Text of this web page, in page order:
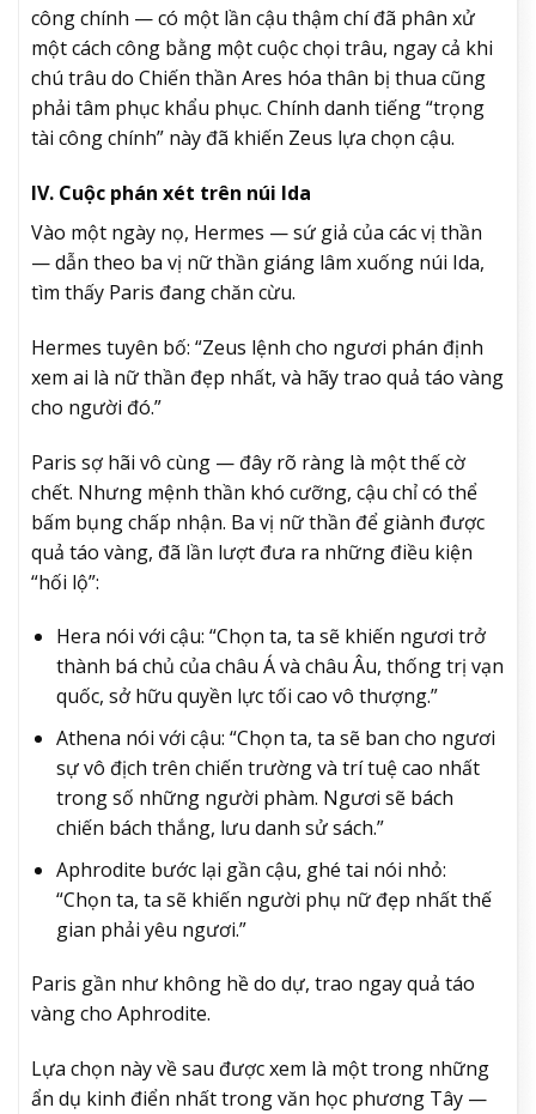
công chính — có một lần cậu thậm chí đã phân xử
một cách công bằng một cuộc chọi trâu, ngay cả khi
chú trâu do Chiến thần Ares hóa thân bị thua cũng
phải tâm phục khẩu phục. Chính danh tiếng “trọng
tài công chính” này đã khiến Zeus lựa chọn cậu.
IV. Cuộc phán xét trên núi Ida
Vào một ngày nọ, Hermes — sứ giả của các vị thần
— dẫn theo ba vị nữ thần giáng lâm xuống núi Ida,
tìm thấy Paris đang chăn cừu.
Hermes tuyên bố: “Zeus lệnh cho ngươi phán định
xem ai là nữ thần đẹp nhất, và hãy trao quả táo vàng
cho người đó.”
Paris sợ hãi vô cùng — đây rõ ràng là một thế cờ
chết. Nhưng mệnh thần khó cưỡng, cậu chỉ có thể
bấm bụng chấp nhận. Ba vị nữ thần để giành được
quả táo vàng, đã lần lượt đưa ra những điều kiện
“hối lộ”:
Hera nói với cậu: “Chọn ta, ta sẽ khiến ngươi trở
thành bá chủ của châu Á và châu Âu, thống trị vạn
quốc, sở hữu quyền lực tối cao vô thượng.”
Athena nói với cậu: “Chọn ta, ta sẽ ban cho ngươi
sự vô địch trên chiến trường và trí tuệ cao nhất
trong số những người phàm. Ngươi sẽ bách
chiến bách thắng, lưu danh sử sách.”
Aphrodite bước lại gần cậu, ghé tai nói nhỏ:
“Chọn ta, ta sẽ khiến người phụ nữ đẹp nhất thế
gian phải yêu ngươi.”
Paris gần như không hề do dự, trao ngay quả táo
vàng cho Aphrodite.
Lựa chọn này về sau được xem là một trong những
ẩn dụ kinh điển nhất trong văn học phương Tây —